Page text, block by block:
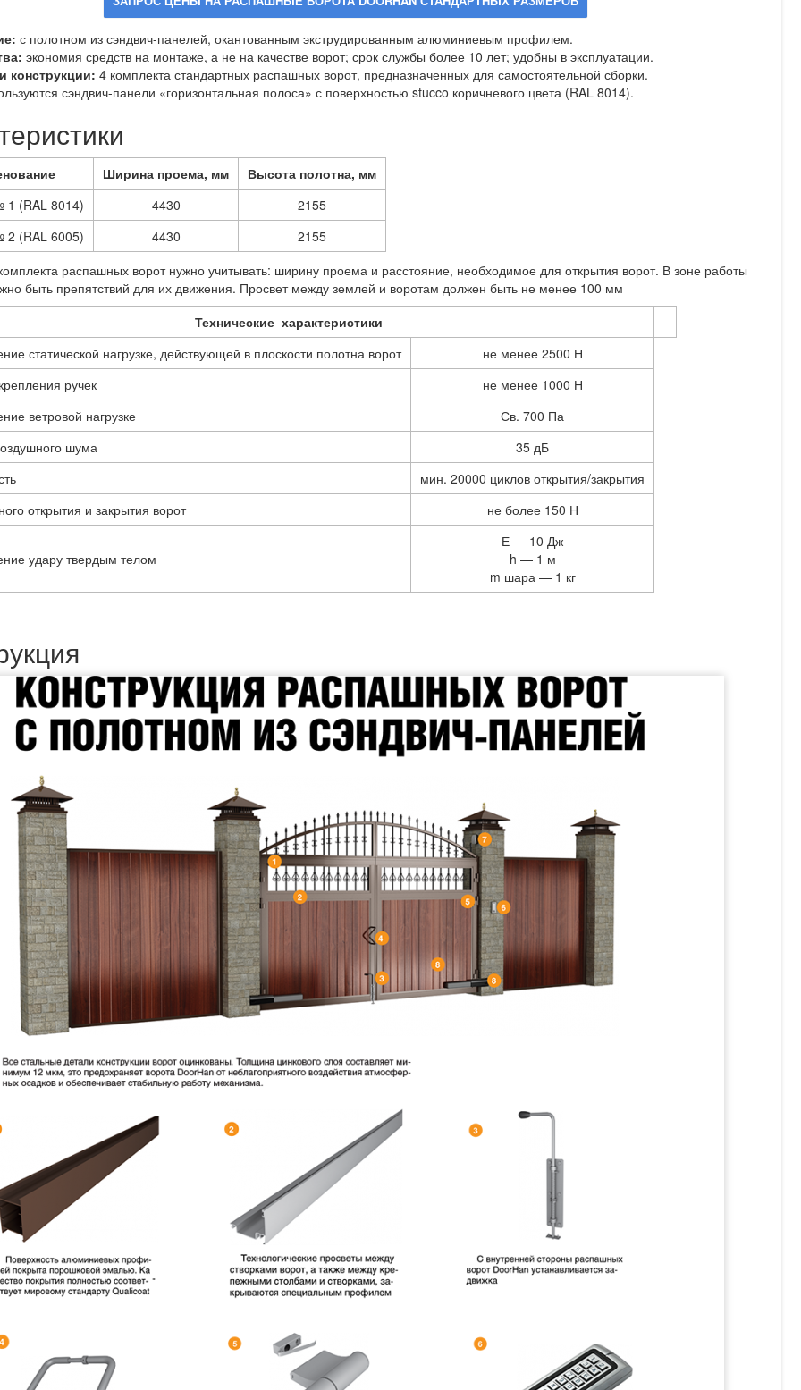
с полотном из сэндвич-панелей, окантованным экструдированным алюминиевым профилем.
экономия средств на монтаже, а не на качестве ворот; срок службы более 10 лет; удобны в эксплуатации.
конструкции: 4 комплекта стандартных распашных ворот, предназначенных для самостоятельной сборки.
сэндвич-панели «горизонтальная полоса» с поверхностью stucco коричневого цвета (RAL 8014).
Ширина проема, мм
Высота полотна, мм
1 (RAL 8014)
4430
2155
2 (RAL 6005)
4430
2155
распашных ворот нужно учитывать: ширину проема и расстояние, необходимое для открытия ворот. В зоне работы
быть препятствий для их движения. Просвет между землей и воротам должен быть не менее 100 мм
Технические характеристики
статической нагрузке, действующей в плоскости полотна ворот
не менее 2500 Н
ручек
не менее 1000 Н
ветровой нагрузке
Св. 700 Па
шума
35 дБ
мин. 20000 циклов открытия/закрытия
открытия и закрытия ворот
не более 150 Н
удару твердым телом
Е — 10 Дж
h — 1 м
m шара — 1 кг